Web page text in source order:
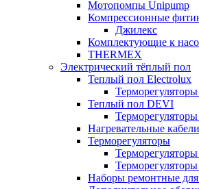
Мотопомпы Unipump
Компрессионные
Джилекс
Комплектующие к
THERMEX
Электрический тёплый пол
Теплый пол Electrolux
Теплый пол DEVI
Нагревательные кабели
Терморегуляторы
Наборы ремонтные для